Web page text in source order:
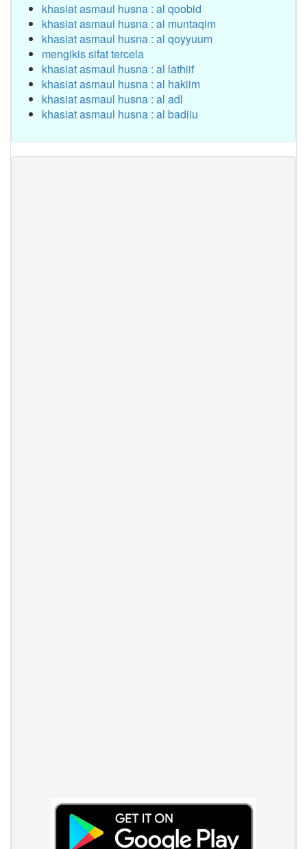
khasiat asmaul husna : al qoobid
khasiat asmaul husna : al muntaqim
khasiat asmaul husna : al qoyyuum
mengikis sifat tercela
khasiat asmaul husna : al lathiif
khasiat asmaul husna : al hakiim
khasiat asmaul husna : al adl
khasiat asmaul husna : al badiiu